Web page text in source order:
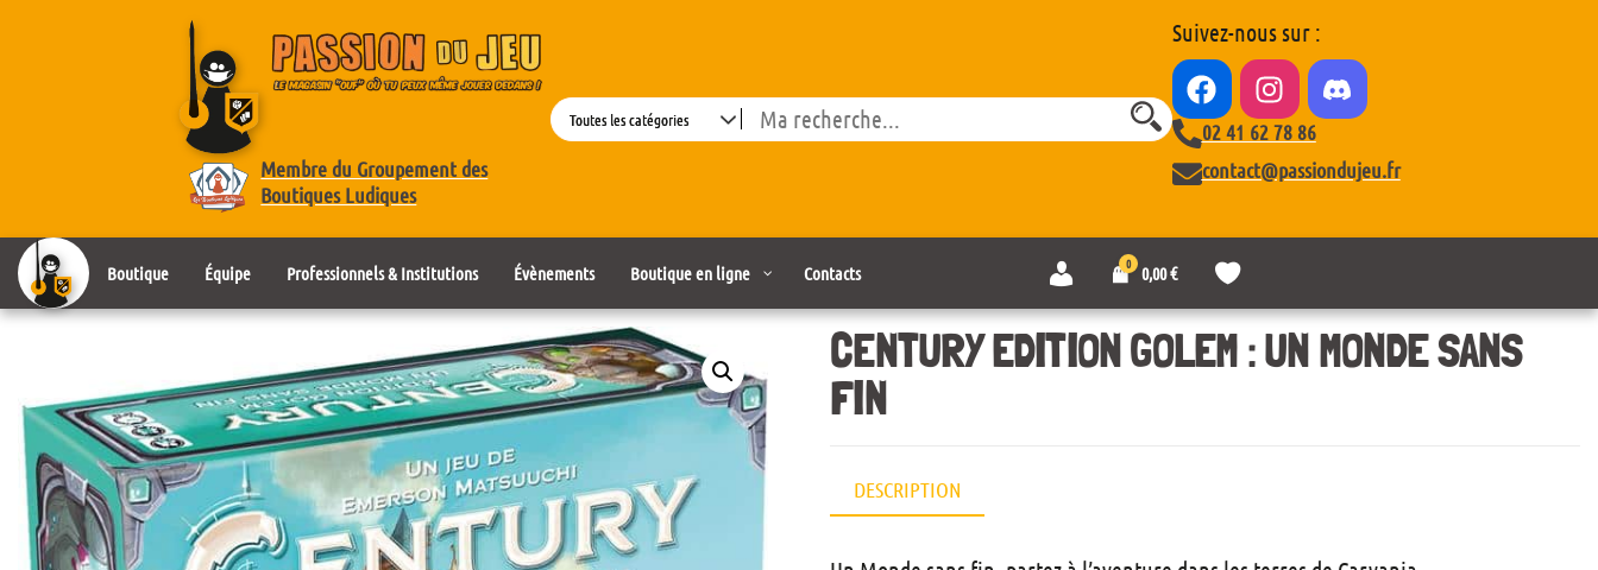
Membre du Groupement des
Boutiques Ludiques
Search
Suivez-nous sur :
02 41 62 78 86
contact@passiondujeu.fr
Boutique Équipe Professionnels & Institutions Évènements Boutique en ligne Contacts
n
c
o
m
0 0,00€
s
e
d
CENTURY EDITION GOLEM : UN MONDE SANS
FIN
DESCRIPTION